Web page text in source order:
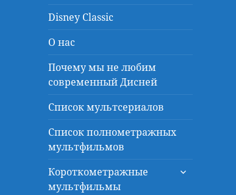
Disney Classic
О нас
Почему мы не любим
современный Дисней
Список мультсериалов
Список полнометражных
мультфильмов
Короткометражные
мультфильмы
раскрыть